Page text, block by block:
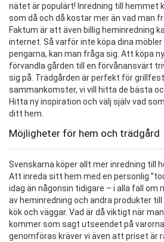
nätet är populärt! Inredning till hemmet
som då och då kostar mer än vad man
Faktum är att även billig heminredning
internet. Så varför inte köpa dina
pengarna, kan man fråga sig. Att köpa
förvandla gården till en förvånansvärt
sig på. Trädgården är perfekt för
sammankomster, vi vill hitta de bästa
Hitta ny inspiration och välj själv vad
ditt hem.
Möjligheter för hem och trädgård
Svenskarna köper allt mer inredning till
Att inreda sitt hem med en personlig
idag än någonsin tidigare – i alla fall om
av heminredning och andra produkter
kök och väggar. Vad är då viktigt när
kommer som sagt utseendet på
genomföras kräver vi även att priset är